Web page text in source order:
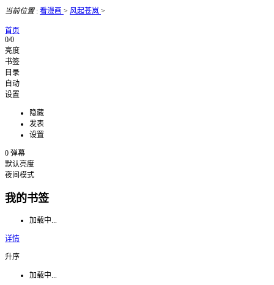
当前位置: 看漫画 > 风起苍岚 >
首页
0/0
亮度
书签
目录
自动
设置
隐藏
发表
设置
0 弹幕
默认亮度
夜间模式
我的书签
加载中...
详情
升序
加载中...